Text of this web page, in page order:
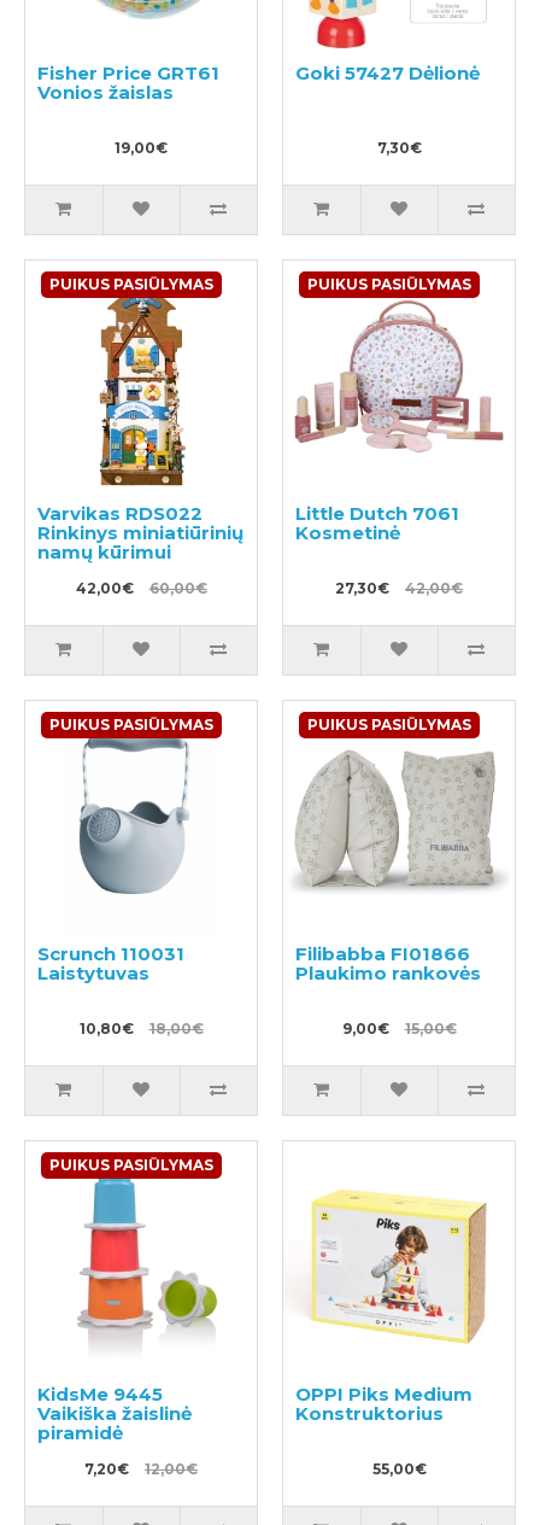
Fisher Price GRT61
Vonios žaislas
19,00€
Goki 57427 Dėlionė
7,30€
PUIKUS PASIŪLYMAS
Varvikas RDS022
Rinkinys miniatiūrinių
namų kūrimui
42,00€ 60,00€
PUIKUS PASIŪLYMAS
Little Dutch 7061
Kosmetinė
27,30€ 42,00€
PUIKUS PASIŪLYMAS
Scrunch 110031
Laistytuvas
10,80€ 18,00€
PUIKUS PASIŪLYMAS
Filibabba FI01866
Plaukimo rankovės
9,00€ 15,00€
PUIKUS PASIŪLYMAS
KidsMe 9445
Vaikiška žaislinė
piramidė
7,20€ 12,00€
OPPI Piks Medium
Konstruktorius
55,00€